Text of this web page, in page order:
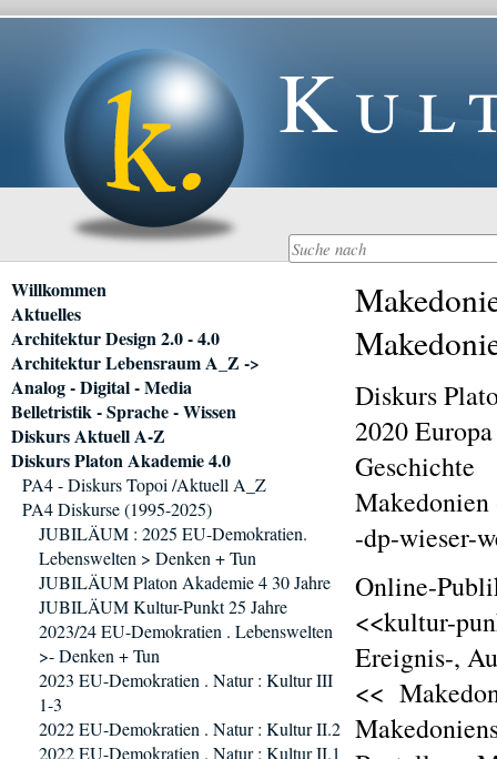
Diskurs
2020
Geschichte
-dp-wieser-
Online-
<<kultur-
Ereignis-,
<<
Navigation
überspringen
Willkommen
Aktuelles
Architektur Design 2.0 - 4.0
Architektur Lebensraum A_Z ->
Analog - Digital - Media
Belletristik - Sprache - Wissen
Diskurs Aktuell A-Z
Diskurs Platon Akademie 4.0
PA4 - Diskurs Topoi /Aktuell A_Z
PA4 Diskurse (1995-2025)
JUBILÄUM : 2025 EU-Demokratien.
Lebenswelten > Denken + Tun
JUBILÄUM Platon Akademie 4 30 Jahre
JUBILÄUM Kultur-Punkt 25 Jahre
2023/24 EU-Demokratien . Lebenswelten
>- Denken + Tun
2023 EU-Demokratien . Natur : Kultur III
1-3
2022 EU-Demokratien . Natur : Kultur II.2
2022 EU-Demokratien . Natur : Kultur II.1